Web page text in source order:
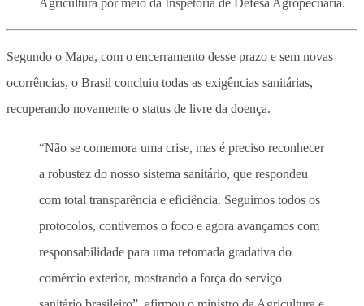
Segundo o Mapa, com o encerramento desse prazo e sem novas
ocorrências, o Brasil concluiu todas as exigências sanitárias,
recuperando novamente o status de livre da doença.
“Não se comemora uma crise, mas é preciso reconhecer
a robustez do nosso sistema sanitário, que respondeu
com total transparência e eficiência. Seguimos todos os
protocolos, contivemos o foco e agora avançamos com
responsabilidade para uma retomada gradativa do
comércio exterior, mostrando a força do serviço